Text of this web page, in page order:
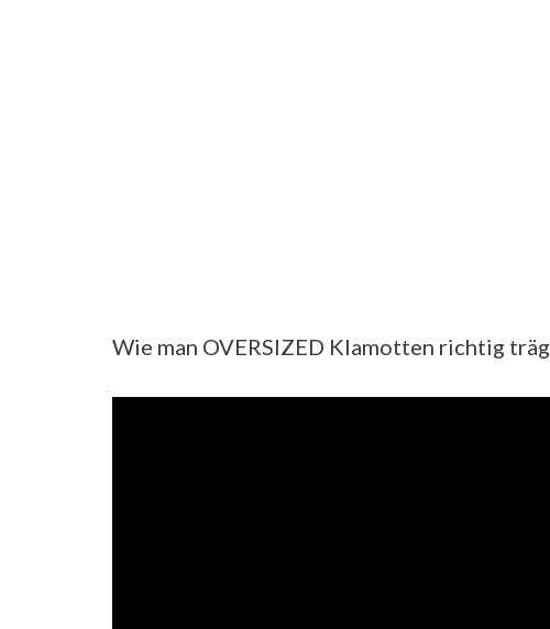
Wie man OVERSIZED Klamotten richtig